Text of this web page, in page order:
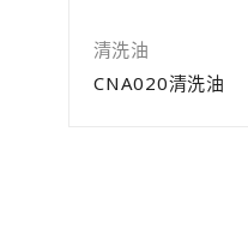
清洗油
CNA020清洗油